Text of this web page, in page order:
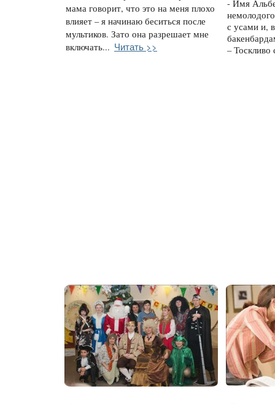
мама говорит, что это на меня плохо
влияет – я начинаю беситься после
мультиков. Зато она разрешает мне
включать... Читать >>
- Имя
с усами и,
– Тоскливо